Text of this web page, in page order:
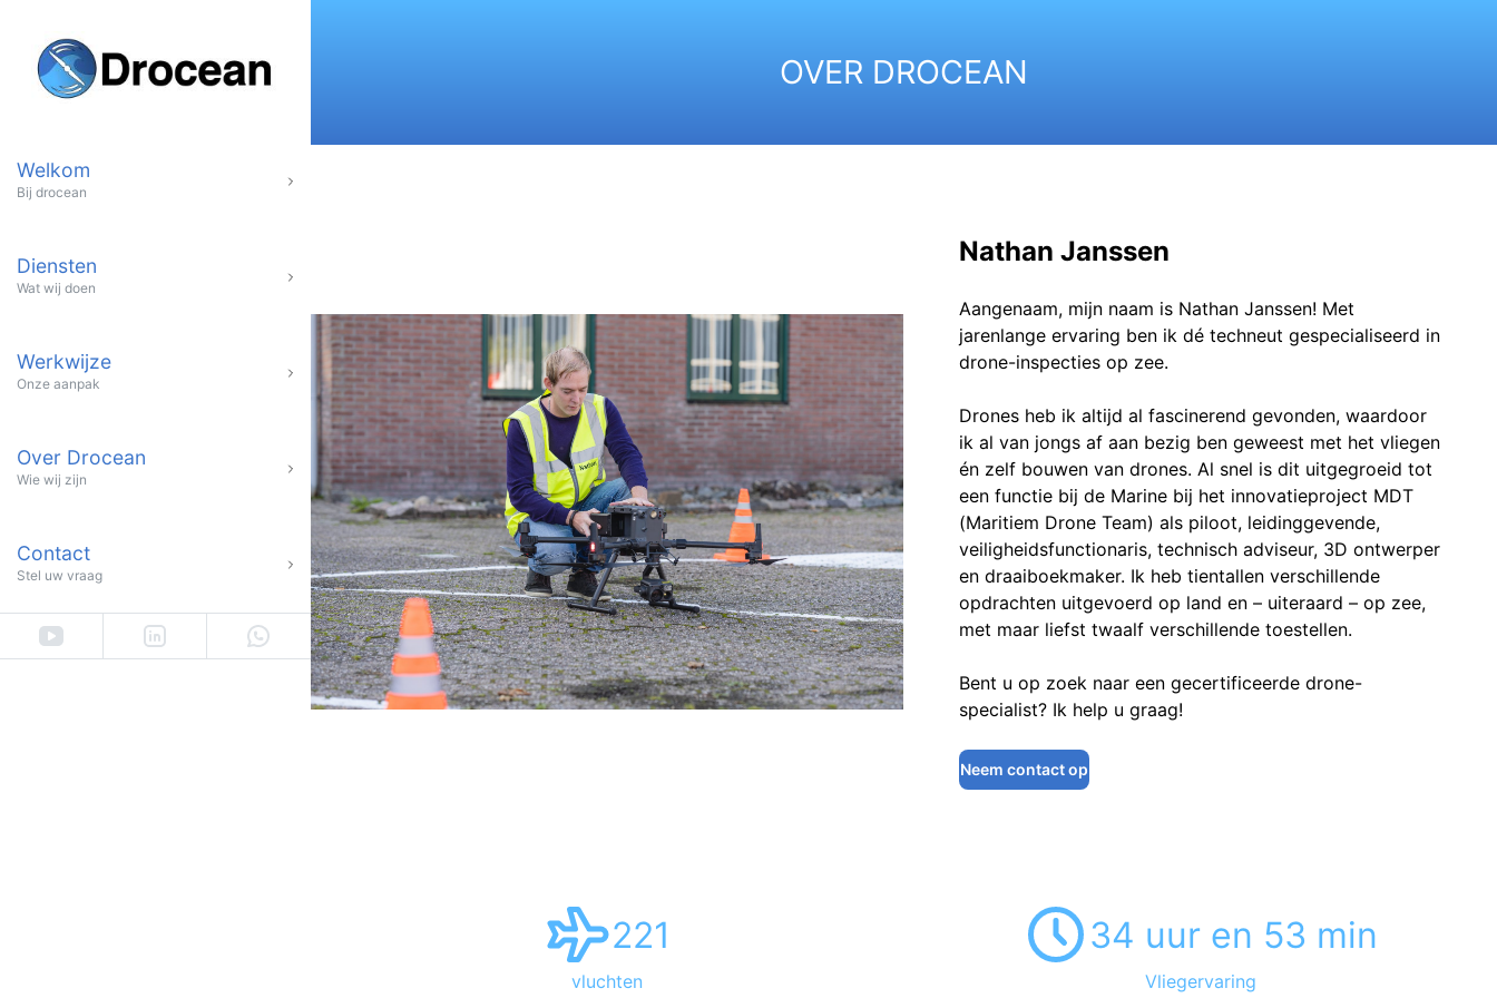
Welkom
Bij drocean
Diensten
Wat wij doen
Werkwijze
Onze aanpak
Over Drocean
Wie wij zijn
Contact
Stel uw vraag
OVER DROCEAN
Nathan Janssen
Aangenaam, mijn naam is Nathan Janssen! Met
jarenlange ervaring ben ik dé techneut gespecialiseerd in
drone-inspecties op zee.
Drones heb ik altijd al fascinerend gevonden, waardoor
ik al van jongs af aan bezig ben geweest met het vliegen
én zelf bouwen van drones. Al snel is dit uitgegroeid tot
een functie bij de Marine bij het innovatieproject MDT
(Maritiem Drone Team) als piloot, leidinggevende,
veiligheidsfunctionaris, technisch adviseur, 3D ontwerper
en draaiboekmaker. Ik heb tientallen verschillende
opdrachten uitgevoerd op land en – uiteraard – op zee,
met maar liefst twaalf verschillende toestellen.
Bent u op zoek naar een gecertificeerde drone-
specialist? Ik help u graag!
Neem contact op
221
vluchten
34 uur en 53 min
Vliegervaring